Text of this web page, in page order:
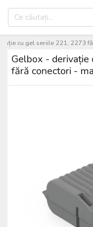
cu gel seriile 221, 2273
Gelbox -
fără conectori -